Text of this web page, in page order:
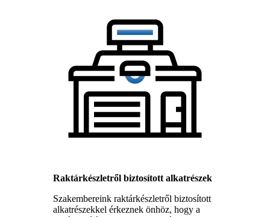
Raktárkészletről biztosított alkatrészek
Szakembereink raktárkészletről biztosított
alkatrészekkel érkeznek önhöz, hogy a